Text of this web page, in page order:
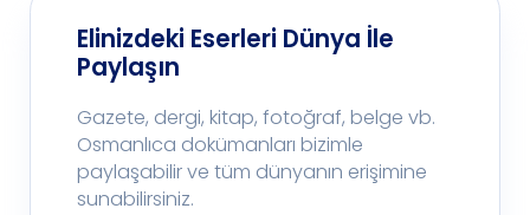
Elinizdeki Eserleri Dünya İle
Paylaşın
Gazete, dergi, kitap, fotoğraf, belge vb.
Osmanlıca dokümanları bizimle
paylaşabilir ve tüm dünyanın erişimine
sunabilirsiniz.